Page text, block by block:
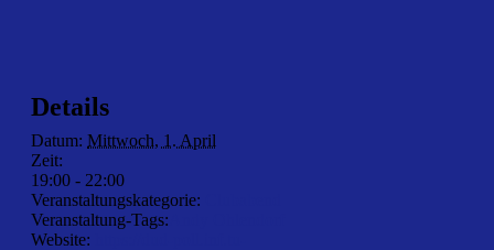
Details
Datum: Mittwoch, 1. April
Zeit:
19:00 - 22:00
Veranstaltungskategorie:
Veranstaltung-Tags:
Website: